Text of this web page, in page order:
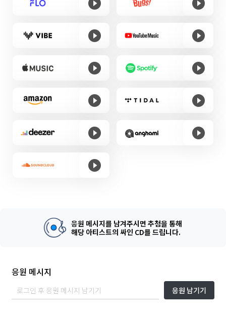
응원 메시지를 남겨주시면 추첨을 통해
해당 아티스트의 싸인 CD를 드립니다.
응원 메시지
응원 남기기